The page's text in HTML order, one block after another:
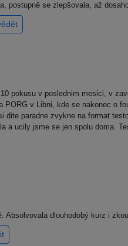
postupně se zlepšovala, až
pokusu v poslednim mesici, v
v Libni, kde se nakonec o
paradne zvykne na format
a ucily jsme se jen spolu doma.
dlouhodobý kurz i